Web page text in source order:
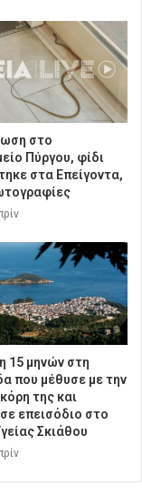
στο
Πύργου, φίδι
στα Επείγοντα,
15 μηνών στη
που μέθυσε με την
της και
επεισόδιο στο
Σκιάθου